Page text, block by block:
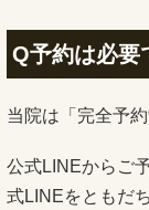
Q予約は必要
当院は「完全予
公式LINEからご
式LINEをともだ